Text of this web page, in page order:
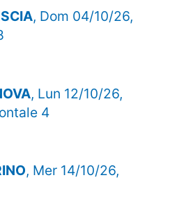
, Dom 04/10/26,
, Lun 12/10/26,
4
, Mer 14/10/26,